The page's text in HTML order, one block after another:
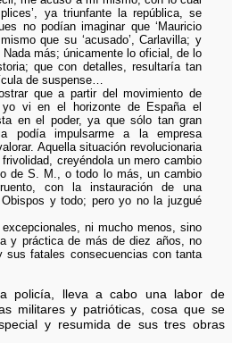
ya triunfante la república, se
no podían imaginar que ‘Mauricio
que su ‘acusado’, Carlavilla; y
más; únicamente lo oficial, de lo
que con detalles, resultaría tan
de suspense…
que a partir del movimiento de
vi en el horizonte de España el
en el poder, ya que sólo tan gran
podía impulsarme a la empresa
Aquella situación revolucionaria
creyéndola un mero cambio
de S. M., o todo lo más, un cambio
con la instauración de una
y todo; pero yo no la juzgué
ni mucho menos, sino
y práctica de más de diez años, no
sus fatales consecuencias con tanta
policía, lleva a cabo una labor de
militares y patrióticas, cosa que se
y resumida de sus tres obras